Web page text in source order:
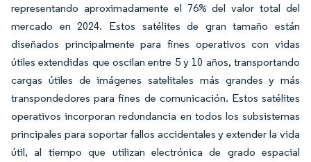
representando aproximadamente el 76% del valor total del
mercado en 2024. Estos satélites de gran tamaño están
diseñados principalmente para fines operativos con vidas
útiles extendidas que oscilan entre 5 y 10 años, transportando
cargas útiles de imágenes satelitales más grandes y más
transpondedores para fines de comunicación. Estos satélites
operativos incorporan redundancia en todos los subsistemas
principales para soportar fallos accidentales y extender la vida
útil, al tiempo que utilizan electrónica de grado espacial